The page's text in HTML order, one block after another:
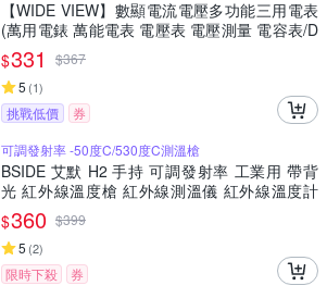
【WIDE VIEW】數顯電流電壓多功能三用電表
(萬用電錶 萬能電表 電壓表 電壓測量 電容表/D
T9205A)
$331 $367
5 (1)
挑戰低價
券
可調發射率 -50度C/530度C測溫槍
BSIDE 艾默 H2 手持 可調發射率 工業用 帶背
光 紅外線溫度槍 紅外線測溫儀 紅外線溫度計
非接觸式溫度計 手持式感溫棒 食品溫度計 電子
溫度計 感應測溫槍
$360 $399
5 (2)
限時下殺
券